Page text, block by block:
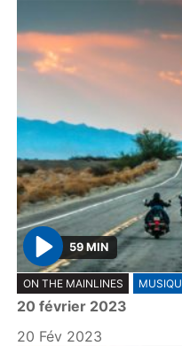
P
l
a
y
59 MIN
ON THE MAINLINES
20 février 2023
20 Fév 2023